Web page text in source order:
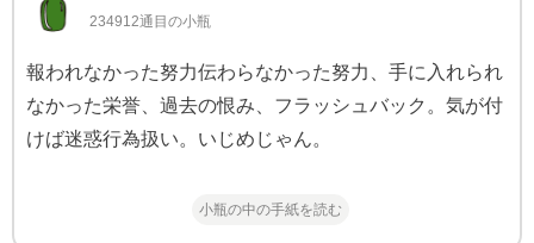
234912通目の小瓶
報われなかった努力伝わらなかった努力、手に入れられ
なかった栄誉、過去の恨み、フラッシュバック。気が付
けば迷惑行為扱い。いじめじゃん。
小瓶の中の手紙を読む